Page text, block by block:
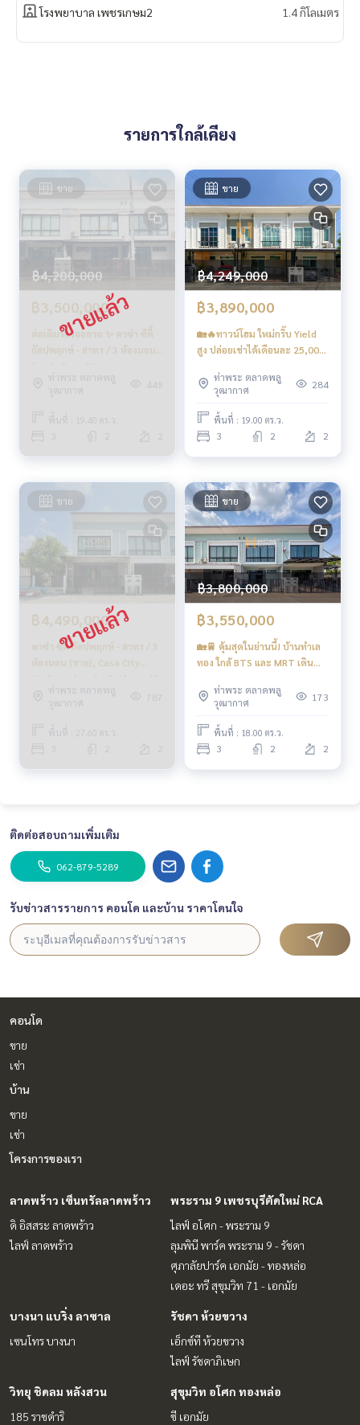
🔥 30,000 บาท /เดือน 🔥
** บริการสินเชื่อฟรี! เลือกได้ทุกธนาคาร **
HOME - REAL ESTATE SERVICES
📞 คลิกเพื่อดูเบอร์โทรติดต่อ
หรือคลิกhttps://lin.ee/2g9eaj7
✔️ ที่ปรึกษามืออาชีพ ประสบการณ์มากกว่า 6 ปี
✔️ ข้อมูลเชิงลึกโดยผู้เชี่ยวชาญในพื้นที่
✔️ รับฝากขาย รับซื้อ ขายฝาก จำนอง
📲 Follow us:
www.homerealestateservices.co.th
“HOME - Real Estate Services“
Facebook | IG | TikTok | YouTube
#HOMEREALESTATESERVICES
#นายหน้าที่จริงใจ #รับฝากขายอสังหา
#กัลปพฤกษ์ #สาทร #คาซ่าซิตี้กัลปพฤกษ์
#ทาวน์โฮมกัลปพฤกษ์ #ทาวน์โฮมใกล้สาทร
#ทาวน์โฮมใกล้MRTบางแค
#บ้านใกล้BTSภาษีเจริญ #ทาวน์โฮมโซนฝั่งธน
โรงพยาบาล เพชรเกษม2
1.4 กิโลเมตร
รายการใกล้เคียง
ขาย
฿4,200,000
฿3,500,000
ต่อเติมรองจอดรถ ✨ คาซ่า ซิตี้
กัลปพฤกษ์ - สาทร / 3 ห้องนอน
(ขาย), Casa City
Kanlapaphruek - Sathorn / 3
ท่าพระ ตลาดพลู
วุฒากาศ
449
พื้นที่ : 19.40 ตร.ว.
2 2
ขาย
฿4,249,000
฿3,890,000
🏡🔥ทาวน์โฮม ใหม่กริ๊บ Yield
สูง ปล่อยเช่าได้เดือนละ 25,000!
3 ห้องนอน (ขายพร้อมผู้เช่า),
Casa City Kanlapaphruek -
Sathorn / 3 Bedrooms (SALE
WITH TENANT) BALL231
ท่าพระ ตลาดพลู
วุฒากาศ
284
พื้นที่ : 19.00 ตร.ว.
3 2 2
ขาย
฿4,490,000
คาซ่า ซิตี้ กัลปพฤกษ์ - สาทร / 3
ห้องนอน (ขาย), Casa City
Kanlapaphruek - Sathorn / 3
Bedrooms (SALE) MHOW195
ท่าพระ ตลาดพลู
วุฒากาศ
787
พื้นที่ : 27.60 ตร.ว.
2 2
ขาย
฿3,800,000
฿3,550,000
🏡🚆 คุ้มสุดในย่านนี้! บ้านทำเล
ทอง ใกล้ BTS และ MRT เดิน
กัลปพฤกษ์ / 3 ห้องนอน (ขาย),
Casa City Kanlapaphruek / 3
Bedrooms (FOR SALE)
BALL338
ท่าพระ ตลาดพลู
วุฒากาศ
173
พื้นที่ : 18.00 ตร.ว.
3 2 2
ติดต่อสอบถามเพิ่มเติม
062-879-5289
รับข่าวสารรายการ คอนโด และบ้าน ราคาโดนใจ
คอนโด
ขาย
เช่า
บ้าน
ขาย
เช่า
โครงการของเรา
ลาดพร้าว เซ็นทรัลลาดพร้าว
ดิ อิสสระ ลาดพร้าว
ไลฟ์ ลาดพร้าว
พระราม 9 เพชรบุรีตัดใหม่ RCA
ไลฟ์ อโศก - พระราม 9
ลุมพินี พาร์ค พระราม 9 - รัชดา
ศุภาลัยปาร์ค เอกมัย - ทองหล่อ
เดอะ ทรี สุขุมวิท 71 - เอกมัย
บางนา แบริ่ง ลาซาล
เซนโทร บางนา
รัชดา ห้วยขวาง
เอ็กซ์ที ห้วยขวาง
ไลฟ์ รัชดาภิเษก
วิทยุ ชิดลม หลังสวน
185 ราชดำริ
สุขุมวิท อโศก ทองหล่อ
ซี เอกมัย